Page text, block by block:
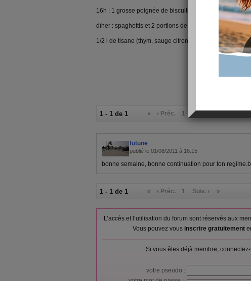
16h : 1 grosse poignée de biscuits spéculos, 1 café
dîner : spaghettis et 2 portions de camembert, 1 café au
1/2 l de tisane (thym, sauge citronnée et menthe) et de
1 - 1 de 1 « ‹ Préc. 1 Suiv. ›
futune
publié le 01/08/2011 à 16:15
bonne semaine, bonne continuation pour ton
1 - 1 de 1 « ‹ Préc. 1 Suiv. › »
L’accès et l’utilisation du forum sont réservés aux
Vous pouvez vous inscrire gratuitement
Si vous êtes déjà membre,
votre pseudo :